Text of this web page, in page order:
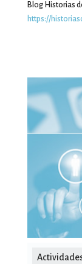
Blog Historias
https://